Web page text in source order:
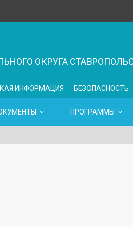
ОКРУГА
ИНФОРМАЦИЯ БЕЗОПАСНОСТЬ
ПРОГРАММЫ